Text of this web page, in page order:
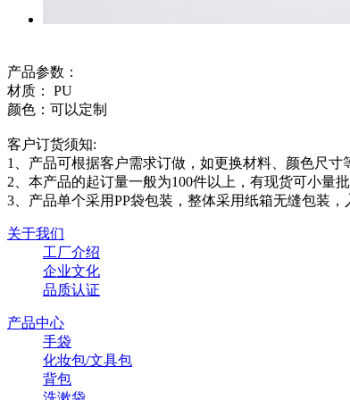
产品参数：
材质： PU
颜色：可以定制
客户订货须知:
1、产品可根据客户需求订做，如更换材料、颜色尺
2、本产品的起订量一般为100件以上，有现货可小量
3、产品单个采用PP袋包装，整体采用纸箱无缝包装
关于我们
工厂介绍
企业文化
品质认证
产品中心
手袋
化妆包/文具包
背包